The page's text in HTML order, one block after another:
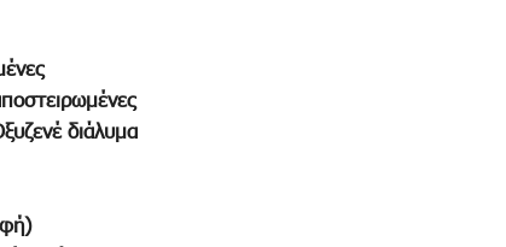
διάλυμα